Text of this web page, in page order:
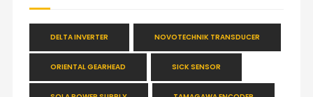
DELTA INVERTER NOVOTECHNIK TRANSDUCER
ORIENTAL GEARHEAD SICK SENSOR